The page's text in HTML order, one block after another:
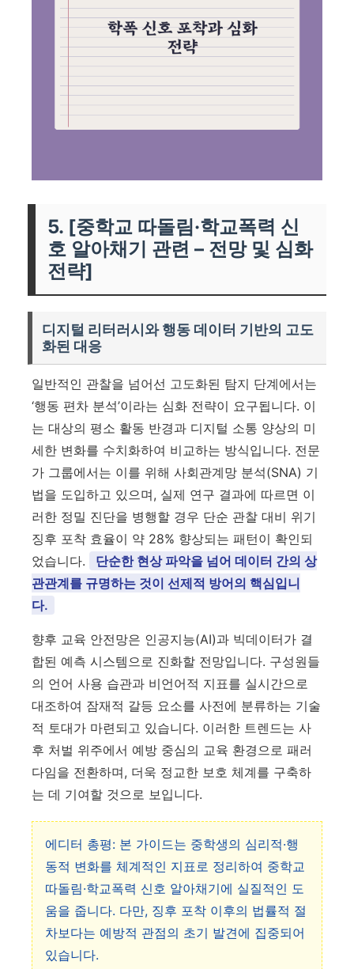
5. [중학교 따돌림·학교폭력 신
호 알아채기 관련 – 전망 및 심화
전략]
디지털 리터러시와 행동 데이터 기반의 고도
화된 대응
일반적인 관찰을 넘어선 고도화된 탐지 단계에서는
‘행동 편차 분석’이라는 심화 전략이 요구됩니다. 이
는 대상의 평소 활동 반경과 디지털 소통 양상의 미
세한 변화를 수치화하여 비교하는 방식입니다. 전문
가 그룹에서는 이를 위해 사회관계망 분석(SNA) 기
법을 도입하고 있으며, 실제 연구 결과에 따르면 이
러한 정밀 진단을 병행할 경우 단순 관찰 대비 위기
징후 포착 효율이 약 28% 향상되는 패턴이 확인되
었습니다.
단순한 현상 파악을 넘어 데이터 간의 상
관관계를 규명하는 것이 선제적 방어의 핵심입니
다.
향후 교육 안전망은 인공지능(AI)과 빅데이터가 결
합된 예측 시스템으로 진화할 전망입니다. 구성원들
의 언어 사용 습관과 비언어적 지표를 실시간으로
대조하여 잠재적 갈등 요소를 사전에 분류하는 기술
적 토대가 마련되고 있습니다. 이러한 트렌드는 사
후 처벌 위주에서 예방 중심의 교육 환경으로 패러
다임을 전환하며, 더욱 정교한 보호 체계를 구축하
는 데 기여할 것으로 보입니다.
에디터 총평: 본 가이드는 중학생의 심리적·행
동적 변화를 체계적인 지표로 정리하여 중학교
따돌림·학교폭력 신호 알아채기에 실질적인 도
움을 줍니다. 다만, 징후 포착 이후의 법률적 절
차보다는 예방적 관점의 초기 발견에 집중되어
있습니다.